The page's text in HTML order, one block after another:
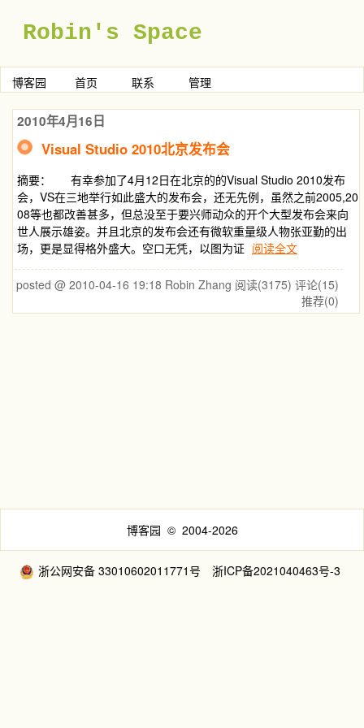
Robin's Space
博客园 首页 联系 管理
2010年4月16日
Visual Studio 2010北京发布会
摘要： 有幸参加了4月12日在北京的的Visual Studio 2010发布
会，VS在三地举行如此盛大的发布会，还无先例，虽然之前2005,20
08等也都改善甚多，但总没至于要兴师动众的开个大型发布会来向
世人展示雄姿。并且北京的发布会还有微软重量级人物张亚勤的出
场，更是显得格外盛大。空口无凭，以图为证 阅读全文
posted @ 2010-04-16 19:18 Robin Zhang 阅读(3175) 评论(15)
推荐(0)
博客园 © 2004-2026
浙公网安备 33010602011771号 浙ICP备2021040463号-3